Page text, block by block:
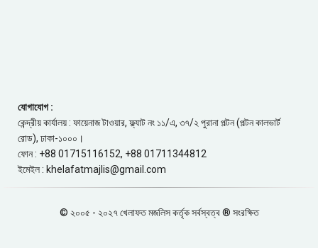
যোগাযোগ :
কেন্দ্রীয় কার্যালয় : ফায়েনাজ টাওয়ার, ফ্ল্যাট নং ১১/এ, ৩৭/২ পুরানা পল্টন (পল্টন কালভার্ট
রোড), ঢাকা-১০০০।
ফোন : +88 01715116152, +88 01711344812
ইমেইল : khelafatmajlis@gmail.com
© ২০০৫ - ২০২৭ খেলাফত মজলিস কর্তৃক সর্বস্বত্ব ® সংরক্ষিত